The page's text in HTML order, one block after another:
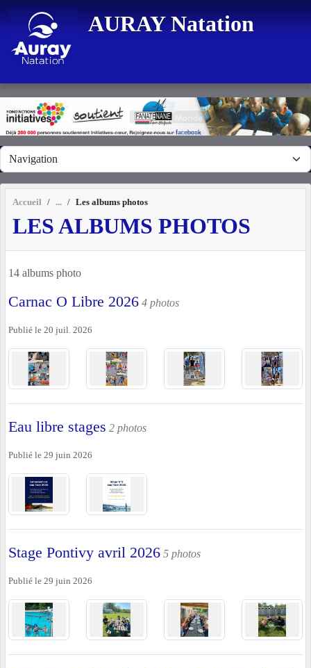
AURAY Natation
Accueil Les albums photos
LES ALBUMS PHOTOS
14 albums photo
Carnac O Libre 2026 4 photos
Publié le 20 juil. 2026
Eau libre stages 2 photos
Publié le 29 juin 2026
Stage Pontivy avril 2026 5 photos
Publié le 29 juin 2026
Panneau de gestion des cookies